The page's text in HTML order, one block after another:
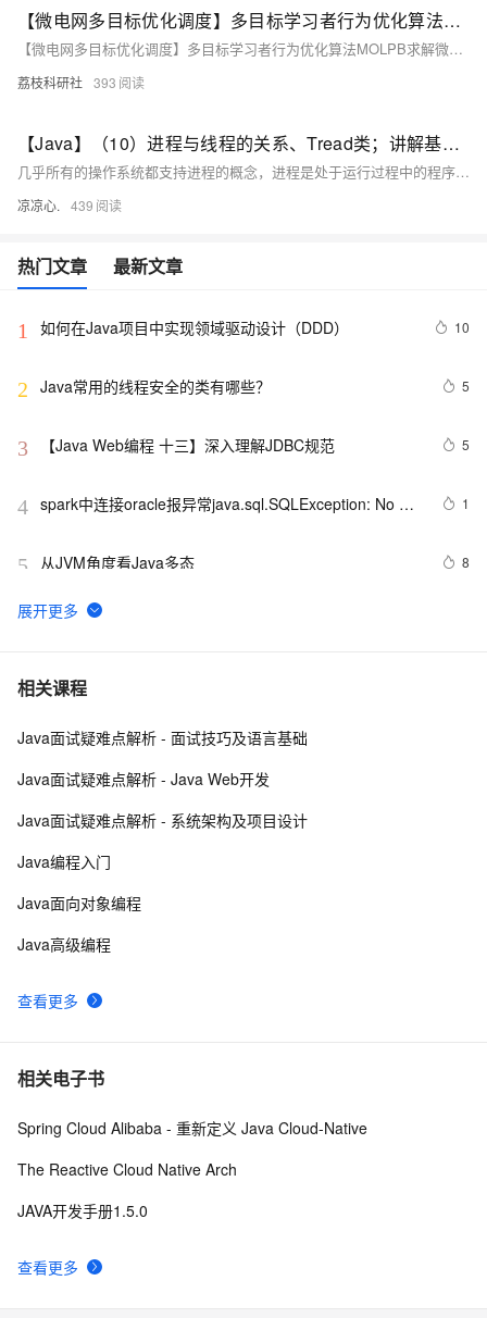
【微电网多目标优化调度】多目标学习者行为优化算法MOLPB求解微电网多目标优化调度研究（Matlab代码实现）
【微电网多目标优化调度】多目标学习者行为优化算法MOLPB求解微电网多目标优化调度研究（Matlab代码实现）
荔枝科研社 393
【Java】（10）进程与线程的关系、Tread类；讲解基本线程安全、网络编程内容；JSON序列化与反序列化
几乎所有的操作系统都支持进程的概念，进程是处于运行过程中的程序，并且具有一定的独立功能，进程是系统进行资源分配和调度的一个独立单位一般而言，进程包含如下三个特征。独立性动态性并发性。
凉凉心. 439
热门文章 最新文章
1 如何在Java项目中实现领域驱动设计（DDD） 10
2 Java常用的线程安全的类有哪些？ 5
3 【Java Web编程 十三】深入理解JDBC规范 5
4 spark中连接oracle报异常java.sql.SQLException: No
1
5 从JVM角度看Java多态 8
6 WebKit  上的JS直接使用Java Bean
7 Java 图书管理系统详解
8 JAVA多线程实现的两种方式
10java 中的多线程   内部类实现 数据共享 和 Runnable实
相关课程
查看更多
Java面试疑难点解析 - 面试技巧及语言基础
Java面试疑难点解析 - Java Web开发
Java面试疑难点解析 - 系统架构及项目设计
Java编程入门
Java面向对象编程
Java高级编程
相关电子书
查看更多
Spring Cloud Alibaba - 重新定义 Java Cloud-Native
The Reactive Cloud Native Arch
JAVA开发手册1.5.0